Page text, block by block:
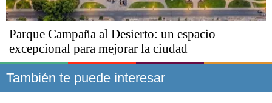
Parque Campaña al Desierto: un espacio
excepcional para mejorar la ciudad
También te puede interesar